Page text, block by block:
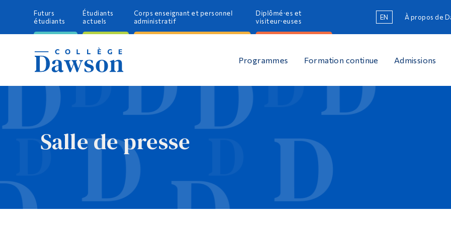
Futurs
étudiants
Étudiants
actuels
Corps enseignant et personnel
administratif
Diplômé·es et
visiteur·euses
EN À propos de
Programmes Formation continue Admissions
Salle de presse